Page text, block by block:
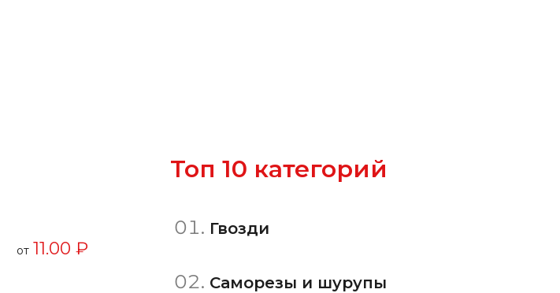
от 11.00 ₽
Топ 10 категорий
Гвозди
Саморезы и шурупы